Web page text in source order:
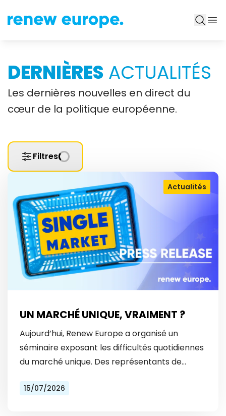
DERNIÈRES ACTUALITÉS
Les dernières nouvelles en direct du
cœur de la politique européenne.
Filtres
Actualités
UN MARCHÉ UNIQUE, VRAIMENT ?
Aujourd’hui, Renew Europe a organisé un
séminaire exposant les difficultés quotidiennes
du marché unique. Des représentants de
auxquels ils font face tous les…
15/07/2026